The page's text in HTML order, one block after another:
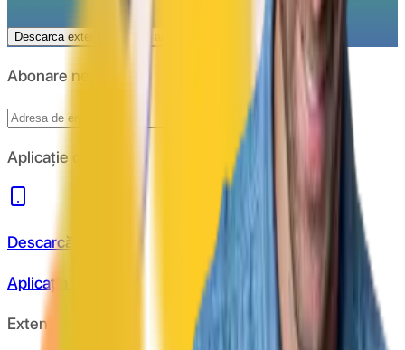
Descarca extensia Spre aplicatie
Abonare newsletter
Aplicație de mobil
Descarcă
Aplicația de mobil
Extensie Chrome